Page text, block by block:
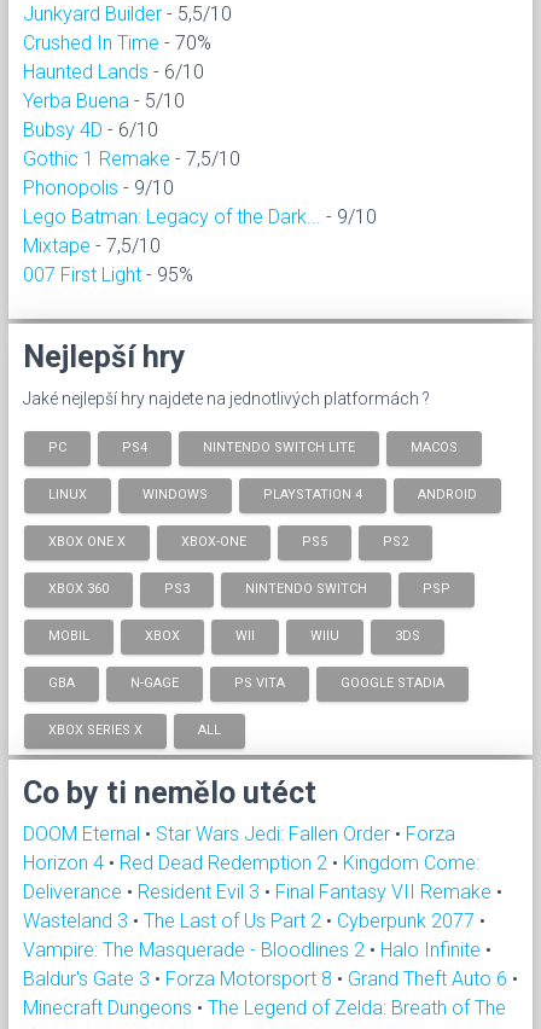
Junkyard Builder - 5,5/10
Crushed In Time - 70%
Haunted Lands - 6/10
Yerba Buena - 5/10
Bubsy 4D - 6/10
Gothic 1 Remake - 7,5/10
Phonopolis - 9/10
Lego Batman: Legacy of the Dark...
- 9/10
Mixtape - 7,5/10
007 First Light - 95%
Nejlepší hry
Jaké nejlepší hry najdete na jednotlivých platformách ?
PC PS4 NINTENDO SWITCH LITE MACOS
LINUX WINDOWS PLAYSTATION 4 ANDROID
XBOX ONE X XBOX-ONE PS5 PS2
XBOX 360 PS3 NINTENDO SWITCH PSP
MOBIL XBOX WII WIIU 3DS
GBA N-GAGE PS VITA GOOGLE STADIA
XBOX SERIES X ALL
Co by ti nemělo utéct
DOOM Eternal • Star Wars Jedi: Fallen Order • Forza
Horizon 4 • Red Dead Redemption 2 • Kingdom Come:
Deliverance • Resident Evil 3 • Final Fantasy VII Remake •
Wasteland 3 • The Last of Us Part 2 • Cyberpunk 2077 •
Vampire: The Masquerade - Bloodlines 2 • Halo Infinite •
Baldur's Gate 3 • Forza Motorsport 8 • Grand Theft Auto 6 •
Minecraft Dungeons • The Legend of Zelda: Breath of The